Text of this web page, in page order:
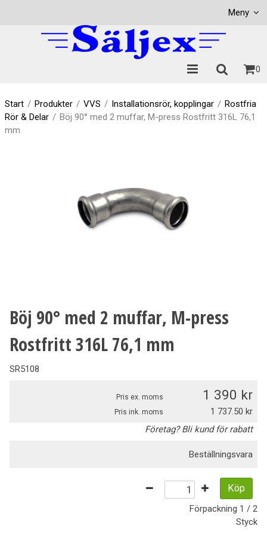
Meny
0
Start / Produkter / VVS / Installationsrör, kopplingar / Rostfria
Rör & Delar / Böj 90° med 2 muffar, M-press Rostfritt 316L 76,1
mm
Böj 90° med 2 muffar, M-press
Rostfritt 316L 76,1 mm
SR5108
Pris ex. moms 1 390
Pris ink. moms
1 737.50
Företag? Bli kund för rabatt
Beställningsvara
Köp
Förpackning 1 / 2
Styck